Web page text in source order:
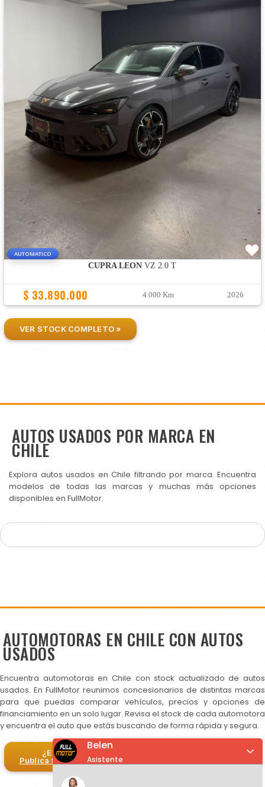
AUTOMATICO
CUPRA LEON VZ 2.0 T
$ 33.890.000 4.000 Km 2026
VER STOCK COMPLETO »
AUTOS USADOS POR MARCA EN
CHILE
Explora autos usados en Chile filtrando por marca. Encuentra
modelos de todas las marcas y muchas más opciones
disponibles en FullMotor.
AUTOMOTORAS EN CHILE CON AUTOS
USADOS
Encuentra automotoras en Chile con stock actualizado de autos
usados. En FullMotor reunimos concesionarios de distintas marcas
para que puedas comparar vehículos, precios y opciones de
financiamiento en un solo lugar. Revisa el stock de cada automotora
y encuentra el auto que estás buscando de forma rápida y segura.
¿Eres automotora?
Publica tus autos en FullMotor
Belen
Asistente